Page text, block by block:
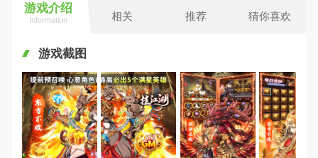
游戏介绍
Information 相关 推荐 猜你喜欢
游戏截图